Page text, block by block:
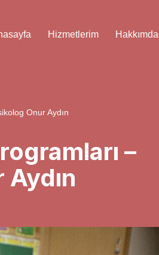
Hizmetlerim Hakkımda
Onur Aydın
–